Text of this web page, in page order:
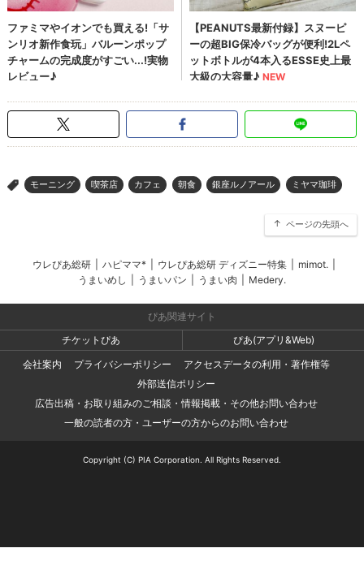
> モーニング 喫茶店 カフェ 朝食 銀座ルノアール ミヤマ珈琲
ページの先頭へ
ウレぴあ総研 ハピママ* ウレぴあ総研 ディズニー特集 mimot.
うまいめし
うまいパン うまい肉 Medery.
ぴあ関連サイト
チケットぴあ
ぴあ(アプリ&Web)
会社案内
プライバシーポリシー
アクセスデータの利用・著作権等
外部送信ポリシー
広告出稿・お取り組みのご相談・情報掲載・その他お問い合わせ
一般の読者の方・ユーザーの方からのお問い合わせ
Copyright (C) PIA Corporation. All Rights Reserved.